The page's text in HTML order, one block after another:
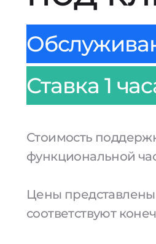
Ставка 1
Стоимость
функциональной
Цены представлены
соответствуют